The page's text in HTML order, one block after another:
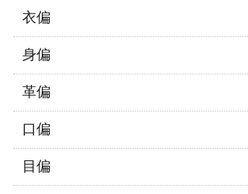
衣偏
身偏
革偏
口偏
目偏